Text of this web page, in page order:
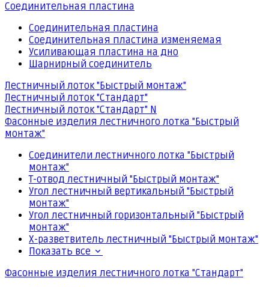
Соединительная пластина
Соединительная пластина
Соединительная пластина изменяемая
Усиливающая пластина на дно
Шарнирный соединитель
Лестничный лоток "Быстрый монтаж"
Лестничный лоток "Стандарт"
Лестничный лоток "Стандарт" N
Фасонные изделия лестничного лотка "Быстрый
монтаж"
Соединители лестничного лотка "Быстрый
монтаж"
Т-отвод лестничный "Быстрый монтаж"
Угол лестничный вертикальный "Быстрый
монтаж"
Угол лестничный горизонтальный "Быстрый
монтаж"
Х-разветвитель лестничный "Быстрый монтаж"
Показать все
Фасонные изделия лестничного лотка "Стандарт"